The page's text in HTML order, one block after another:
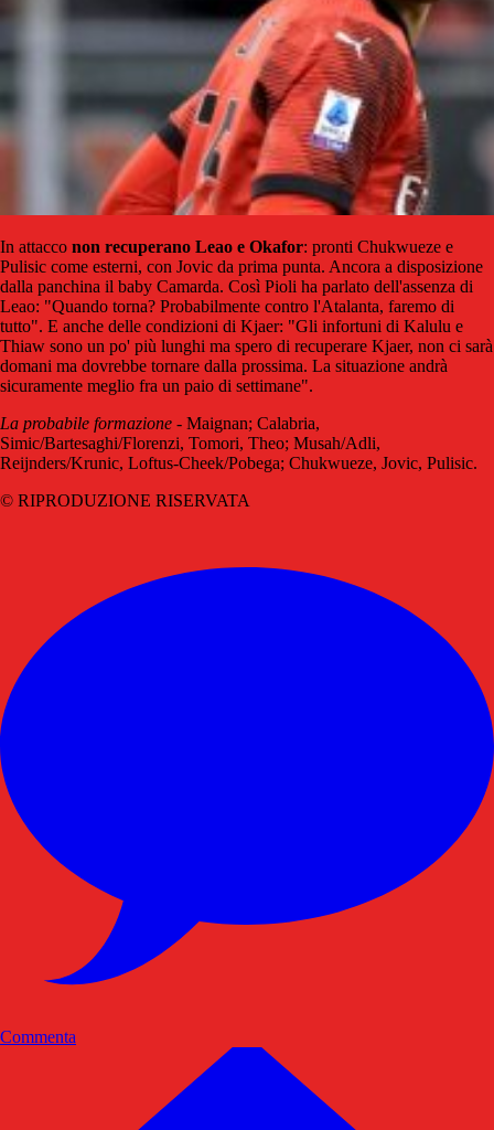
In attacco non recuperano Leao e Okafor: pronti Chukwueze e
Pulisic come esterni, con Jovic da prima punta. Ancora a disposizione
dalla panchina il baby Camarda. Così Pioli ha parlato dell'assenza di
Leao: "Quando torna? Probabilmente contro l'Atalanta, faremo di
tutto". E anche delle condizioni di Kjaer: "Gli infortuni di Kalulu e
Thiaw sono un po' più lunghi ma spero di recuperare Kjaer, non ci sarà
domani ma dovrebbe tornare dalla prossima. La situazione andrà
sicuramente meglio fra un paio di settimane".
La probabile formazione - Maignan; Calabria,
Simic/Bartesaghi/Florenzi, Tomori, Theo; Musah/Adli,
Reijnders/Krunic, Loftus-Cheek/Pobega; Chukwueze, Jovic, Pulisic.
© RIPRODUZIONE RISERVATA
Commenta